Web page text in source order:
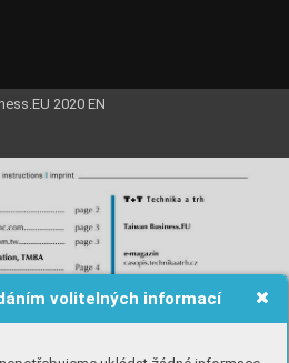
volitelných informací
2020 EN